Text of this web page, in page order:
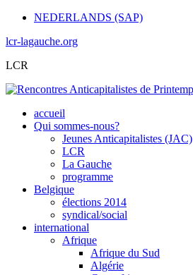
NEDERLANDS (SAP)
lcr-lagauche.org
LCR
accueil
Qui sommes-nous?
Jeunes Anticapitalistes (JAC)
LCR
La Gauche
programme
Belgique
élections 2014
syndical/social
international
Afrique
Afrique du Sud
Algérie